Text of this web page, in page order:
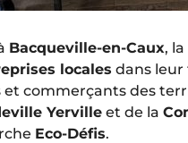
Bacqueville-en-Caux,
locales dans leur
et commerçants des
Yerville et de la
Eco-Défis.